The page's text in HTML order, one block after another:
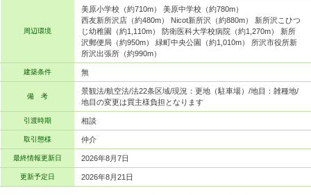
周辺環境
美原小学校（約710m） 美原中学校（約780m）
西友新所沢店（約480m） Nicot新所沢（約880m） 新所沢こひつ
じ幼稚園（約1,110m） 防衛医科大学校病院（約1,270m） 新所
沢郵便局（約950m） 緑町中央公園（約1,010m） 所沢市役所新
所沢出張所（約990m）
建築条件 無
備 考
景観法/航空法/法22条区域/現況：更地（駐車場）/地目：雑種地/
地目の変更は買主様負担となります
引渡時期 相談
取引態様 仲介
最終情報更新日 2026年8月7日
更新予定日 2026年8月21日